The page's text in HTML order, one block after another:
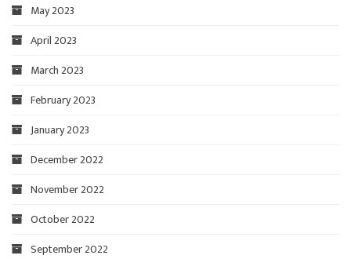
May 2023
April 2023
March 2023
February 2023
January 2023
December 2022
November 2022
October 2022
September 2022